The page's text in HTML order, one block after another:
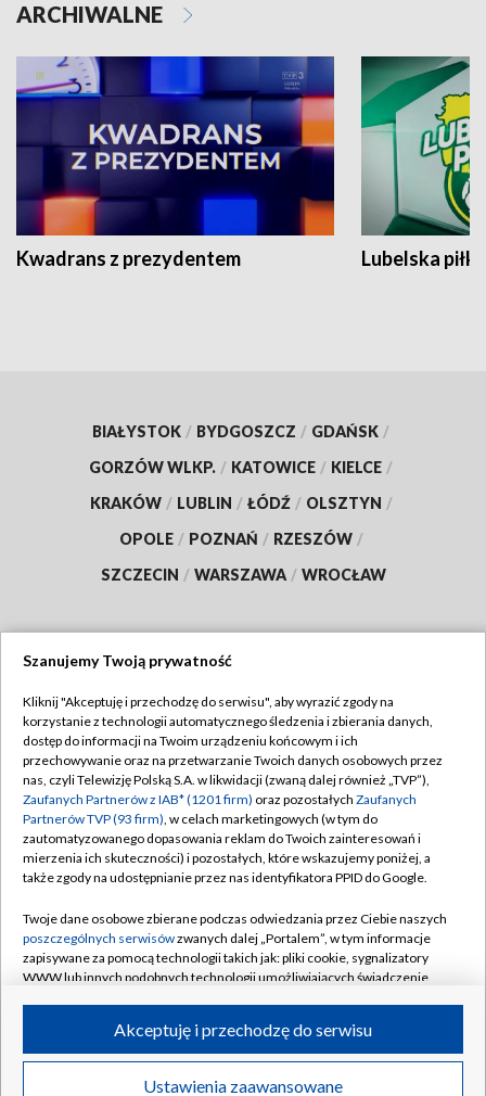
ARCHIWALNE
Kwadrans z prezydentem Lubelska piłka
BIAŁYSTOK / BYDGOSZCZ / GDAŃSK /
GORZÓW WLKP. / KATOWICE / KIELCE /
KRAKÓW / LUBLIN / ŁÓDŹ / OLSZTYN /
OPOLE / POZNAŃ / RZESZÓW /
SZCZECIN / WARSZAWA / WROCŁAW
TVP
Abonament TVP
Emisja w TVP
Centrum informacji TVP
Naziemna Telewizja Cyfrowa
Rada Programowa
System NOS
Informacje o nadawcy
Program dla prasy
Regulamin TVP
Polityka prywatności
Moje zgody
Pomoc
Kontakt
Kanały
©2026 Telewizja Polska S.A. w likwidacji
Szanujemy Twoją prywatność
Kliknij "Akceptuję i przechodzę do serwisu", aby wyrazić zgody na
korzystanie z technologii automatycznego śledzenia i zbierania danych,
dostęp do informacji na Twoim urządzeniu końcowym i ich
przechowywanie oraz na przetwarzanie Twoich danych osobowych przez
nas, czyli Telewizję Polską S.A. w likwidacji (zwaną dalej również „TVP”),
Zaufanych Partnerów z IAB* (1201 firm) oraz pozostałych Zaufanych
Partnerów TVP (93 firm), w celach marketingowych (w tym do
zautomatyzowanego dopasowania reklam do Twoich zainteresowań i
mierzenia ich skuteczności) i pozostałych, które wskazujemy poniżej, a
także zgody na udostępnianie przez nas identyfikatora PPID do Google.
Twoje dane osobowe zbierane podczas odwiedzania przez Ciebie naszych
poszczególnych serwisówzwanych dalej „Portalem”, w tym informacje
zapisywane za pomocą technologii takich jak: pliki cookie, sygnalizatory
WWW lub innych podobnych technologii umożliwiających świadczenie
ruchu w Internecie.
Twoje dane osobowe zbierane podczas odwiedzania przez Ciebie
Ustawienia zaawansowane
Akceptuję i przechodzę do serwisu